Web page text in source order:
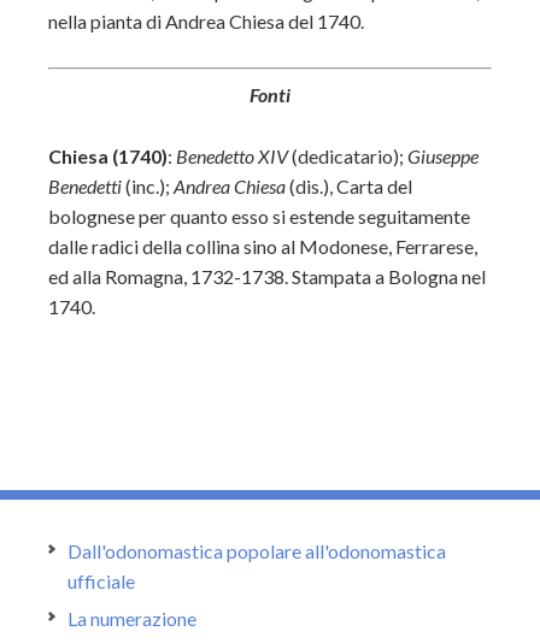
nella pianta di Andrea Chiesa del 1740.
Fonti
Chiesa (1740): Benedetto XIV(dedicatario); Giuseppe
Benedetti(inc.); Andrea Chiesa(dis.), Carta del
bolognese per quanto esso si estende seguitamente
dalle radici della collina sino al Modonese, Ferrarese,
ed alla Romagna, 1732-1738. Stampata a Bologna nel
1740.
Dall'odonomastica popolare all'odonomastica
ufficiale
La numerazione